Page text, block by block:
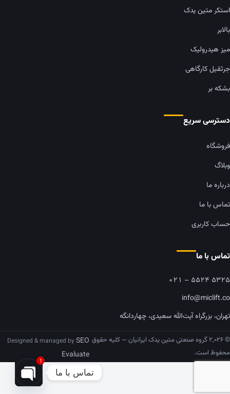
استکر متین یدک
بالابر
میز هیدرولیک
جرثقیل کارگاهی
بشکه بر
دسترسی سریع
فروشگاه
وبلاگ
درباره ما
تماس با ما
حساب کاربری
تماس با ما
۰۲۱ – ۵۵۲۴ ۵۳۲۵
info@miclift.co
تهران، بزرگراه آیت‌الله سعیدی، چهاردانگه
© ۲,۰۲۶ گروه صنعتی متین یدک ایرانیان — کلیه حقوق
محفوظ است.
Designed & managed bySEO
Evaluate
تماس با ما
1